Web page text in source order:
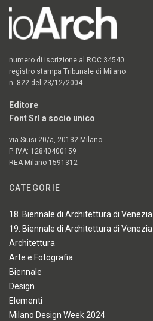
numero di iscrizione al ROC 34540
registro stampa Tribunale di Milano
n. 822 del 23/12/2004
Editore
Font Srl a socio unico
via Siusi 20/a, 20132 Milano
P. IVA: 12840400159
REA Milano 1591312
CATEGORIE
18. Biennale di Architettura di Venezia
19. Biennale di Architettura di Venezia
Architettura
Arte e Fotografia
Biennale
Design
Elementi
Milano Design Week 2024